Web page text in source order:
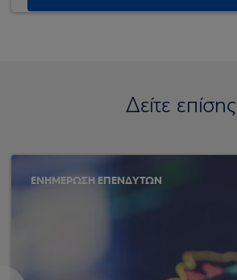
Δείτε επίσης
ΕΝΗΜΕΡΩΣΗ ΕΠΕΝΔΥΤΩΝ